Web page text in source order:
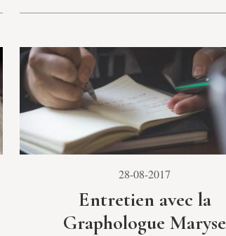
28-08-2017
Entretien avec la
Graphologue Maryse